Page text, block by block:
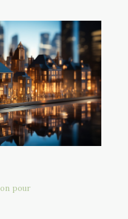
pour